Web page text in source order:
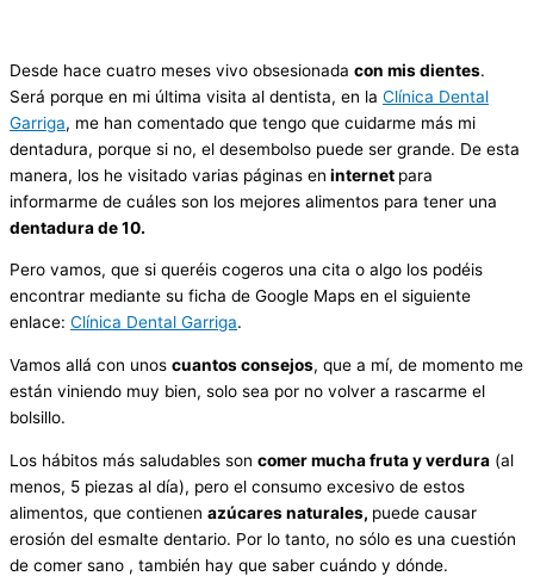
Desde hace cuatro meses vivo obsesionada con mis dientes.
Será porque en mi última visita al dentista, en la Clínica Dental
Garriga, me han comentado que tengo que cuidarme más mi
dentadura, porque si no, el desembolso puede ser grande. De esta
manera, los he visitado varias páginas en internet para
informarme de cuáles son los mejores alimentos para tener una
dentadura de 10.
Pero vamos, que si queréis cogeros una cita o algo los podéis
encontrar mediante su ficha de Google Maps en el siguiente
enlace: Clínica Dental Garriga.
Vamos allá con unos cuantos consejos, que a mí, de momento me
están viniendo muy bien, solo sea por no volver a rascarme el
bolsillo.
Los hábitos más saludables son comer mucha fruta y verdura (al
menos, 5 piezas al día), pero el consumo excesivo de estos
alimentos, que contienen azúcares naturales, puede causar
erosión del esmalte dentario. Por lo tanto, no sólo es una cuestión
de comer sano , también hay que saber cuándo y dónde.